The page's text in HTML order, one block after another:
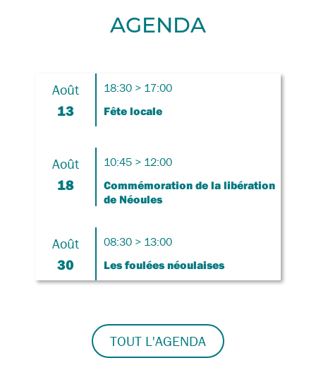
AGENDA
Août
13
18:30 > 17:00
Fête locale
Août
18
10:45 > 12:00
Commémoration de la libération
de Néoules
Août
30
08:30 > 13:00
Les foulées néoulaises
TOUT L'AGENDA